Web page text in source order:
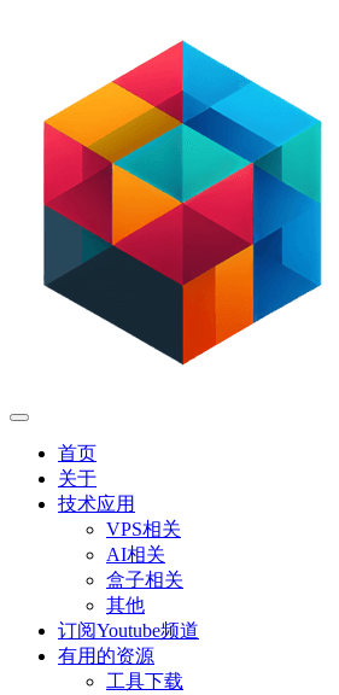
首页
关于
技术应用
VPS相关
AI相关
盒子相关
其他
订阅Youtube频道
有用的资源
工具下载